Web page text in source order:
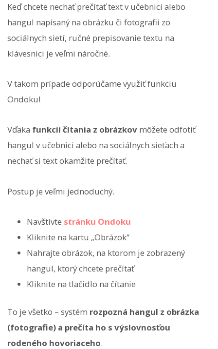
Keď chcete nechať prečítať text v učebnici alebo
hangul napísaný na obrázku či fotografii zo
sociálnych sietí, ručné prepisovanie textu na
klávesnici je veľmi náročné.
V takom prípade odporúčame využiť funkciu
Ondoku!
Vďaka funkcii čítania z obrázkov môžete odfotiť
hangul v učebnici alebo na sociálnych sieťach a
nechať si text okamžite prečítať.
Postup je veľmi jednoduchý.
Navštívte stránku Ondoku
Kliknite na kartu „Obrázok“
Nahrajte obrázok, na ktorom je zobrazený
hangul, ktorý chcete prečítať
Kliknite na tlačidlo na čítanie
To je všetko – systém rozpozná hangul z obrázka
(fotografie) a prečíta ho s výslovnosťou
rodeného hovoriaceho.